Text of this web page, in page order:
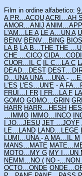
Film in ordine alfabetico:
A PR…ACQU ACRI…AH S
AMOR…ANIJ
L'AM…LE A LE A…UN A
BENV BENV…BING
LA B LA B…THE THE
CHE …CICO CIDA…CODI
CUOR…IL C
IL C…LA C
DEAD…DEST
D…UNA UNA …UNA -
L'ES L'ES…UN'E - A
FRUI…I FR
I FR…LA F
GOMO GOMO…GRIN
HARR HARR…HESH
…IMMO
IMMO…INCO
I JO…JESU JET …JOYF
LE…LAND LAND…LEGE
LUMI…UNA - A MA…IL M
MANS…MATE
MOTO…MY G MY I…UN
NEMM…NO ( NO -…NON
OCTO…ONDE